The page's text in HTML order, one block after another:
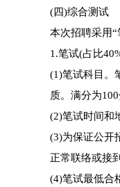
(四)综合测试
本次招聘采用“
1.笔试(占比
(1)笔试科目。
质。满分为100
(2)笔试时间和
(3)为保证公开
正常联络或接
(4)笔试最低合